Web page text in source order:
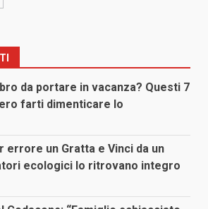
da portare in vacanza? Questi 7
farti dimenticare lo
errore un Gratta e Vinci da un
ecologici lo ritrovano integro